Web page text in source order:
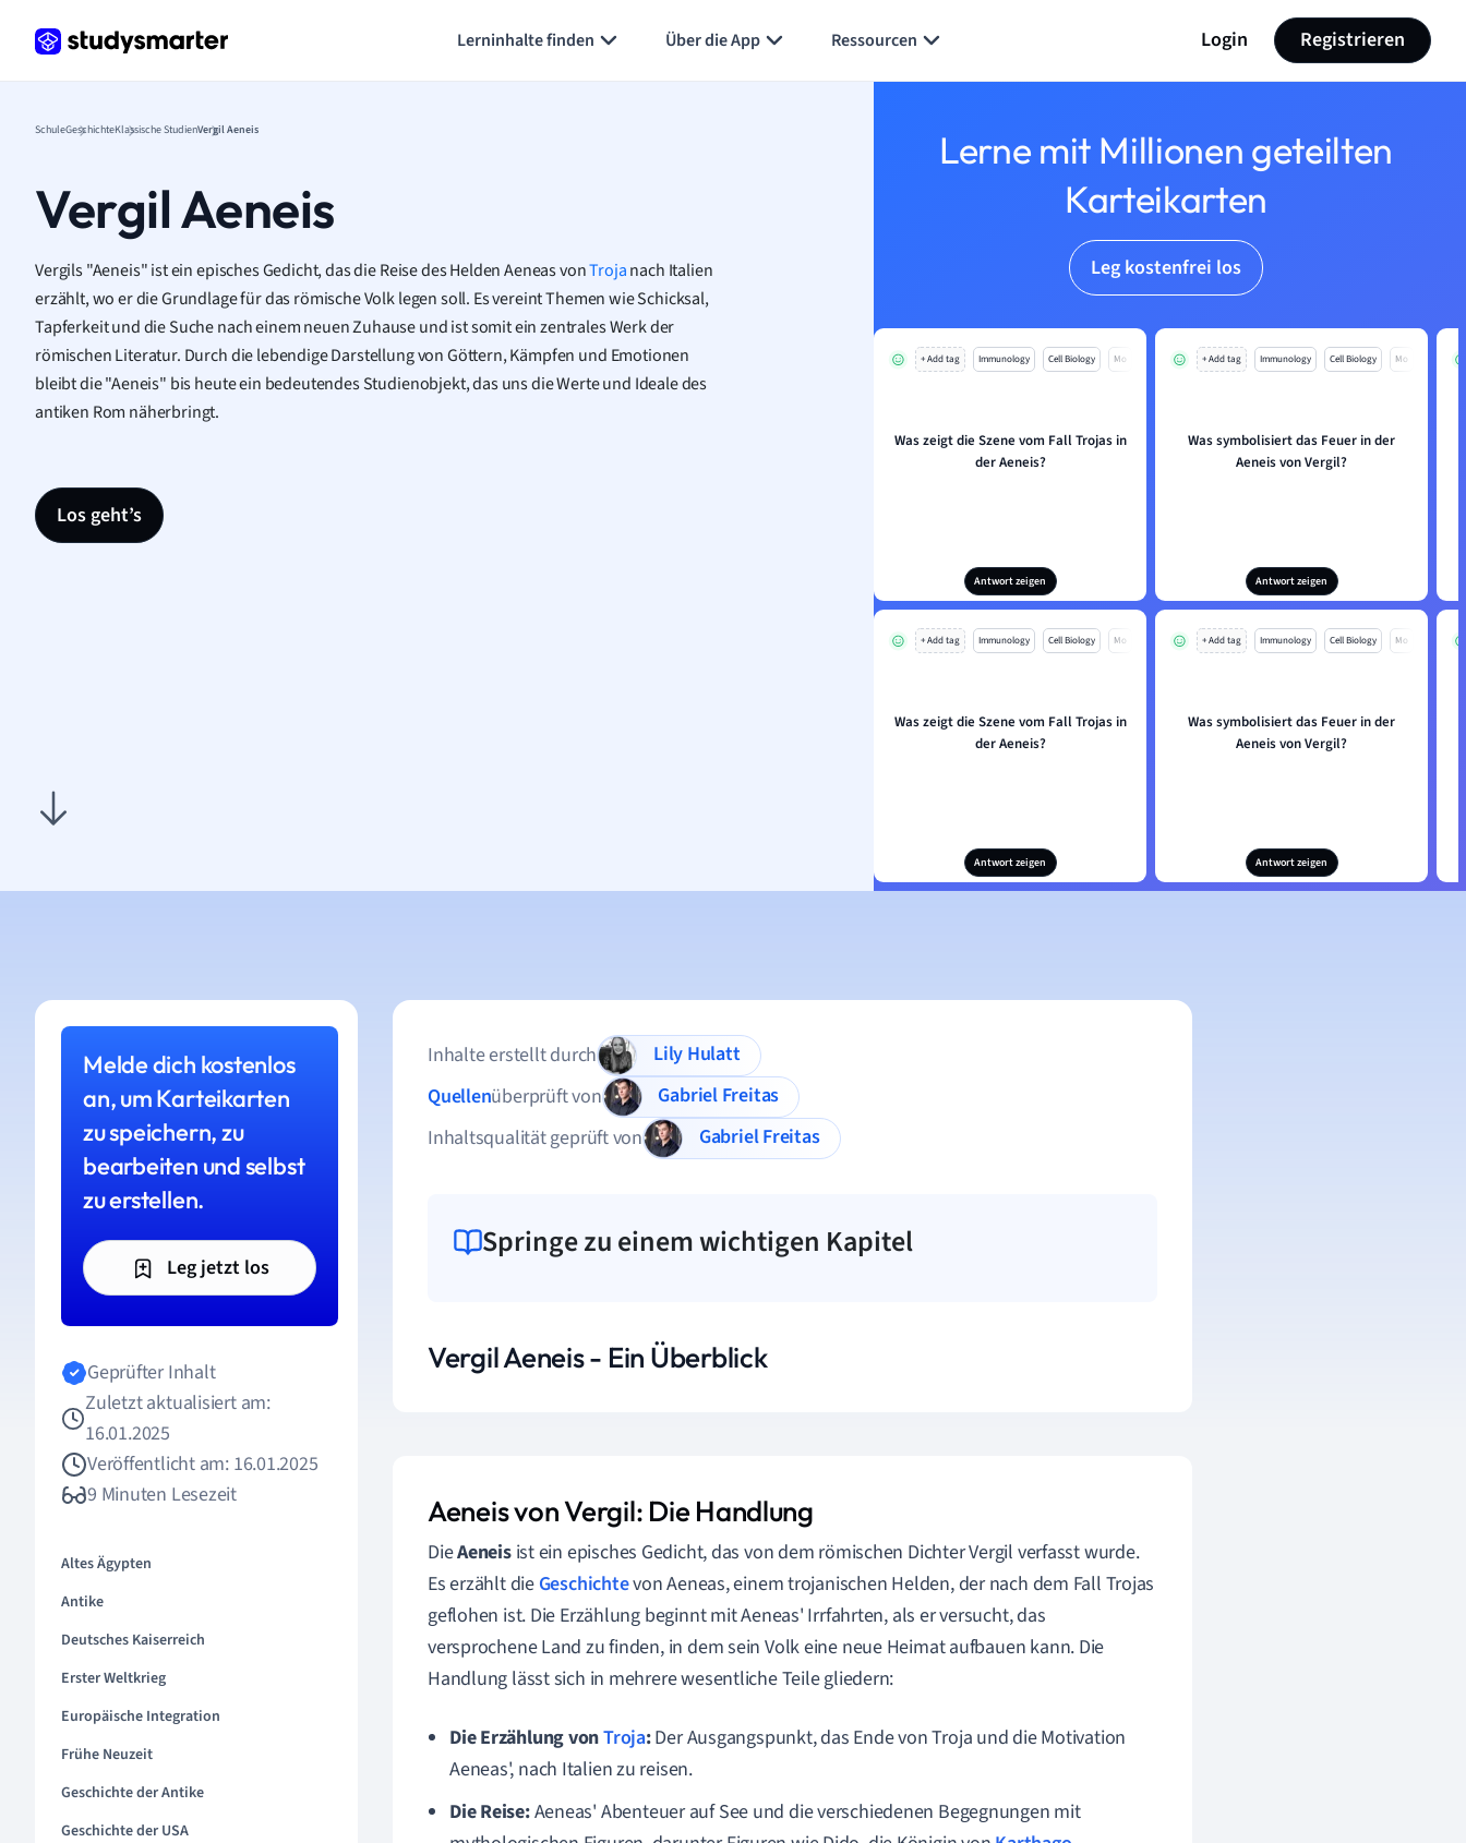
Lerninhalte finden Über die App Ressourcen Login Registrieren
SchuleGeschichteKlassische StudienVergil Aeneis
Vergil Aeneis
Vergils "Aeneis" ist ein episches Gedicht, das die Reise des Helden Aeneas vonTrojanach Italien
erzählt, wo er die Grundlage für das römische Volk legen soll. Es vereint Themen wie Schicksal,
Tapferkeit und die Suche nach einem neuen Zuhause und ist somit ein zentrales Werk der
römischen Literatur. Durch die lebendige Darstellung von Göttern, Kämpfen und Emotionen
bleibt die "Aeneis" bis heute ein bedeutendes Studienobjekt, das uns die Werte und Ideale des
antiken Rom näherbringt.
Los geht’s
Lerne mit Millionen geteilten
Karteikarten
Leg kostenfrei los
+ Add tag Immunology Cell Biology Mo
Was zeigt die Szene vom Fall Trojas in
der Aeneis?
Antwort zeigen
+ Add tag Immunology Cell Biology Mo
Was symbolisiert das Feuer in der
Aeneis von Vergil?
Antwort zeigen
+ Add tag Immunology Cell Biology Mo
Was zeigt die Szene vom Fall Trojas in
der Aeneis?
Antwort zeigen
+ Add tag Immunology Cell Biology Mo
Was symbolisiert das Feuer in der
Aeneis von Vergil?
Antwort zeigen
Melde dich kostenlos
an, um Karteikarten
zu speichern, zu
bearbeiten und selbst
zu erstellen.
Leg jetzt los
Geprüfter Inhalt
Zuletzt aktualisiert am:
16.01.2025
Veröffentlicht am: 16.01.2025
9 Minuten Lesezeit
Altes Ägypten
Antike
Deutsches Kaiserreich
Erster Weltkrieg
Europäische Integration
Frühe Neuzeit
Geschichte der Antike
Geschichte der USA
Inhalte erstellt durch
Lily Hulatt
Quellenüberprüft von
Gabriel Freitas
Inhaltsqualität geprüft von
Gabriel Freitas
Springe zu einem wichtigen Kapitel
Vergil Aeneis - Ein Überblick
Aeneis von Vergil: Die Handlung
DieAeneisist ein episches Gedicht, das von dem römischen Dichter Vergil verfasst wurde.
Es erzählt die Geschichtevon Aeneas, einem trojanischen Helden, der nach dem Fall Trojas
geflohen ist. Die Erzählung beginnt mit Aeneas' Irrfahrten, als er versucht, das
versprochene Land zu finden, in dem sein Volk eine neue Heimat aufbauen kann. Die
Handlung lässt sich in mehrere wesentliche Teile gliedern:
Die Erzählung vonTroja:Der Ausgangspunkt, das Ende von Troja und die Motivation
Aeneas', nach Italien zu reisen.
Die Reise:Aeneas' Abenteuer auf See und die verschiedenen Begegnungen mit